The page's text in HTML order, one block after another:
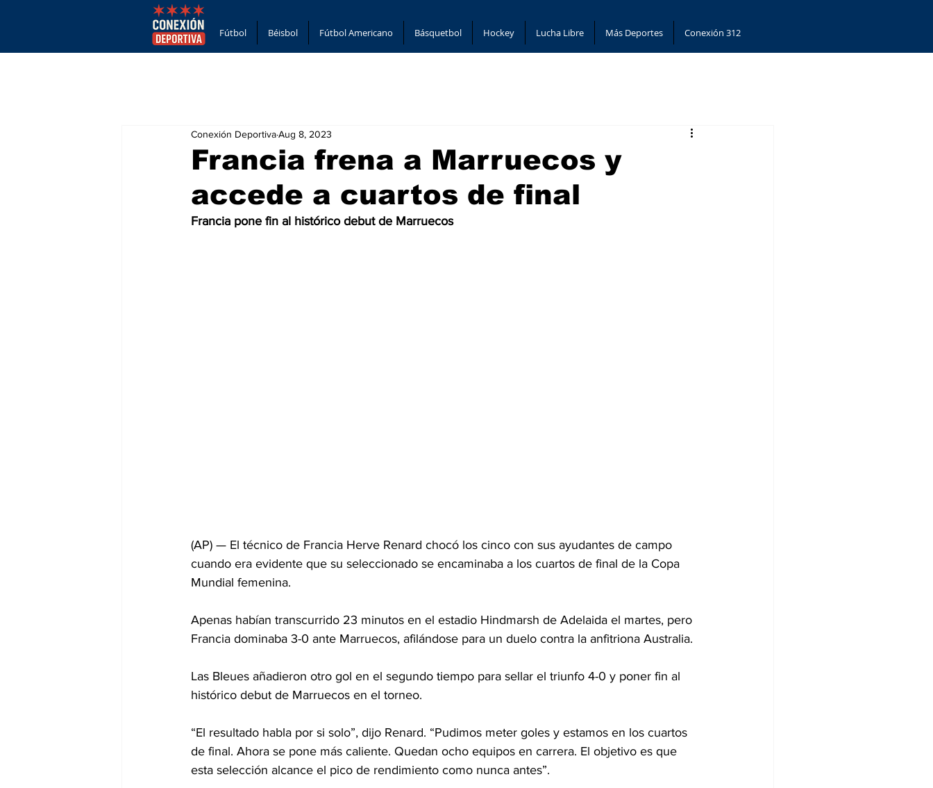
Fútbol Béisbol Fútbol Americano Básquetbol Hockey Lucha Libre Más Deportes Conexión 312
Francia frena a Marruecos y
accede a cuartos de final
Conexión DeportivaAug 8, 2023
Francia pone fin al histórico debut de Marruecos
(AP) — El técnico de Francia Herve Renard chocó los cinco con sus ayudantes de campo
cuando era evidente que su seleccionado se encaminaba a los cuartos de final de la Copa
Mundial femenina.
Apenas habían transcurrido 23 minutos en el estadio Hindmarsh de Adelaida el martes, pero
Francia dominaba 3-0 ante Marruecos, afilándose para un duelo contra la anfitriona Australia.
Las Bleues añadieron otro gol en el segundo tiempo para sellar el triunfo 4-0 y poner fin al
histórico debut de Marruecos en el torneo.
“El resultado habla por si solo”, dijo Renard. “Pudimos meter goles y estamos en los cuartos
de final. Ahora se pone más caliente. Quedan ocho equipos en carrera. El objetivo es que
esta selección alcance el pico de rendimiento como nunca antes”.